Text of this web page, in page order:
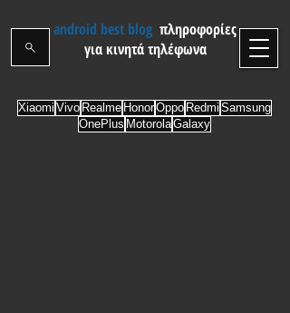
android best blog πληροφορίες
για κινητά τηλέφωνα
Xiaomi Vivo Realme HonorOppo Redmi Samsung
OnePlus MotorolaGalaxy